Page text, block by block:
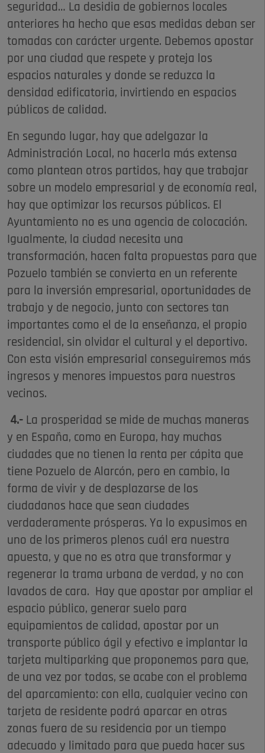
seguridad… La desidia de gobiernos locales
anteriores ha hecho que esas medidas deban ser
tomadas con carácter urgente. Debemos apostar
por una ciudad que respete y proteja los
espacios naturales y donde se reduzca la
densidad edificatoria, invirtiendo en espacios
públicos de calidad.
En segundo lugar, hay que adelgazar la
Administración Local, no hacerla más extensa
como plantean otros partidos, hay que trabajar
sobre un modelo empresarial y de economía real,
hay que optimizar los recursos públicos. El
Ayuntamiento no es una agencia de colocación.
Igualmente, la ciudad necesita una
transformación, hacen falta propuestas para que
Pozuelo también se convierta en un referente
para la inversión empresarial, oportunidades de
trabajo y de negocio, junto con sectores tan
importantes como el de la enseñanza, el propio
residencial, sin olvidar el cultural y el deportivo.
Con esta visión empresarial conseguiremos más
ingresos y menores impuestos para nuestros
vecinos.
4.- La prosperidad se mide de muchas maneras
y en España, como en Europa, hay muchas
ciudades que no tienen la renta per cápita que
tiene Pozuelo de Alarcón, pero en cambio, la
forma de vivir y de desplazarse de los
ciudadanos hace que sean ciudades
verdaderamente prósperas. Ya lo expusimos en
uno de los primeros plenos cuál era nuestra
apuesta, y que no es otra que transformar y
regenerar la trama urbana de verdad, y no con
lavados de cara. Hay que apostar por ampliar el
espacio público, generar suelo para
equipamientos de calidad, apostar por un
transporte público ágil y efectivo e implantar la
tarjeta multiparking que proponemos para que,
de una vez por todas, se acabe con el problema
del aparcamiento: con ella, cualquier vecino con
tarjeta de residente podrá aparcar en otras
zonas fuera de su residencia por un tiempo
adecuado y limitado para que pueda hacer sus